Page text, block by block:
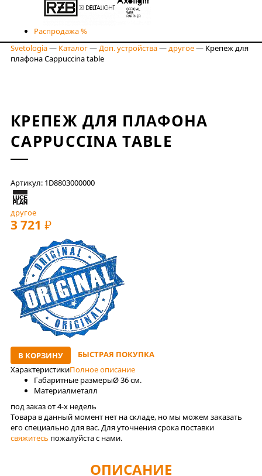
Распродажа %
Svetologia— Каталог— Доп. устройства— другое— Крепеж для
плафона Cappuccina table
КРЕПЕЖ ДЛЯ ПЛАФОНА
CAPPUCCINA TABLE
Артикул: 1D8803000000
другое
3 721 РУБ
В КОРЗИНУ
БЫСТРАЯ ПОКУПКА
ХарактеристикиПолное описание
Габаритные размерыØ 36 см.
Материалметалл
под заказ от 4-x недель
Товара в данный момент нет на складе, но мы можем заказать
его специально для вас. Для уточнения срока поставки
свяжитесь пожалуйста с нами.
ОПИСАНИЕ